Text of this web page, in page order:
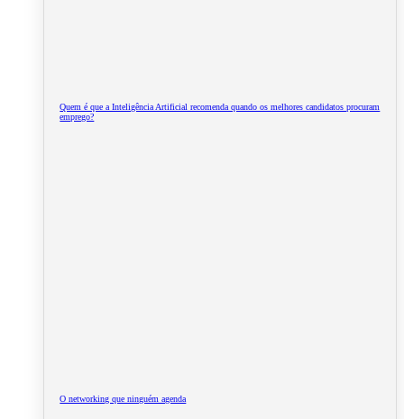
Quem é que a Inteligência Artificial recomenda quando os melhores candidatos procuram
emprego?
O networking que ninguém agenda